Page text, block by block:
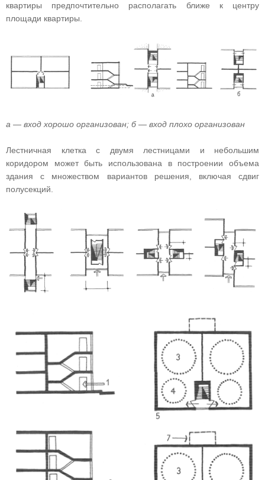
квартиры предпочтительно располагать ближе к центру
площади квартиры.
а — вход хорошо организован; б — вход плохо организован
Лестничная клетка с двумя лестницами и небольшим
коридором может быть использована в построении объема
здания с множеством вариантов решения, включая сдвиг
полусекций.